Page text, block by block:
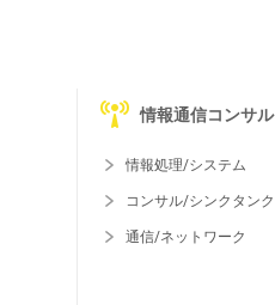
情報通信コンサル
情報処理/システム
コンサル/シンクタンク
通信/ネットワーク